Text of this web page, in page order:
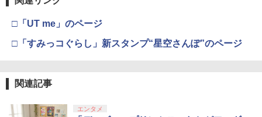
□「UT me」のページ
□「すみっコぐらし」新スタンプ“星空さんぽ”のページ
関連記事
エンタメ